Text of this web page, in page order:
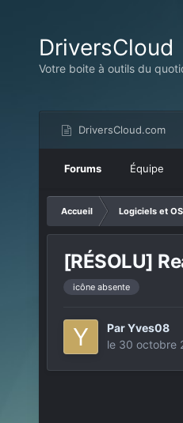
DriversCloud
Votre boite à outils du
DriversCloud.com
Forums Équipe
Accueil Logiciels et OS
[RÉSOLU]
icône absente
ParYves08
le 30 octobre